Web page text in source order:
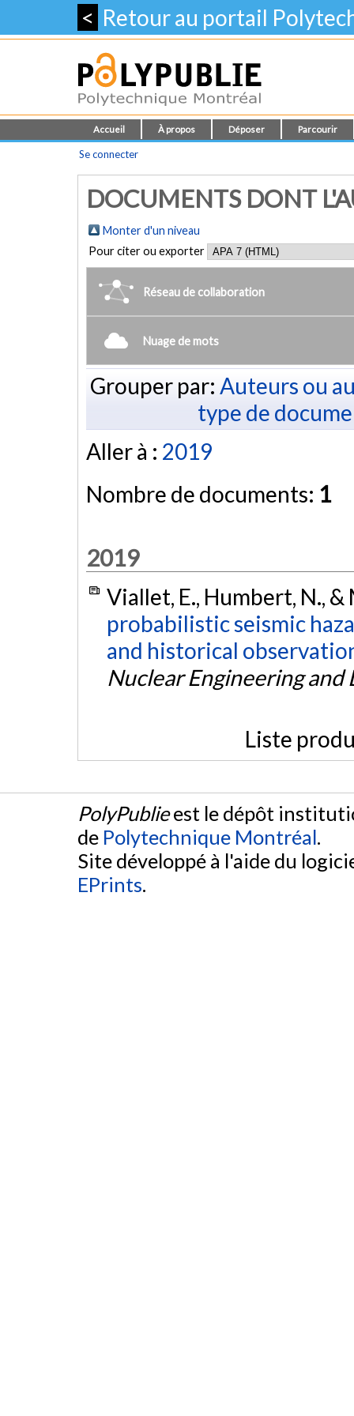
< Retour au portail
Accueil À propos Déposer Parcourir
Se connecter
DOCUMENTS DONT
Monter d'un niveau
Pour citer ou exporter
Réseau de collaboration
Nuage de mots
Grouper par: Auteurs ou
type de
Aller à : 2019
Nombre de documents: 1
2019
Viallet, E., Humbert, N.,
probabilistic seismic
and historical
Nuclear Engineering and
Liste
PolyPublieest le dépôt
de Polytechnique Montréal.
Site développé à l'aide du
EPrints.